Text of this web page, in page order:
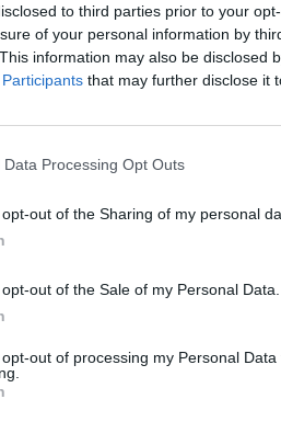
to third parties prior to your
of your personal information by
information may also be disclosed
that may further disclose it
Data Processing Opt Outs
out of the Sharing of my personal
out of the Sale of my Personal Data.
out of processing my Personal Data